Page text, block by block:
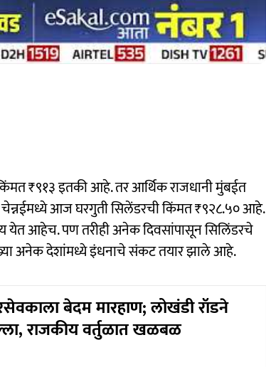
₹९१३ इतकी आहे. तर आर्थिक राजधानी मुंबईत
आज घरगुती सिलेंडरची किंमत ₹९२८.५० आहे.
येत आहेच. पण तरीही अनेक दिवसांपासून सिलिंडरचे
अनेक देशांमध्ये इंधनाचे संकट तयार झाले आहे.
बेदम मारहाण; लोखंडी रॉडने
राजकीय वर्तुळात खळबळ